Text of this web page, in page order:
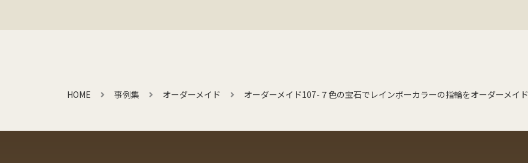
HOME 事例集 オーダーメイド オーダーメイド107-７色の宝石でレインボーカラーの指輪をオーダーメイド